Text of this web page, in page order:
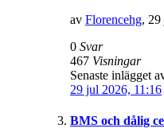
av Florencehg, 29
0 Svar
467 Visningar
Senaste inlägget
29 jul 2026, 11:16
BMS och dålig